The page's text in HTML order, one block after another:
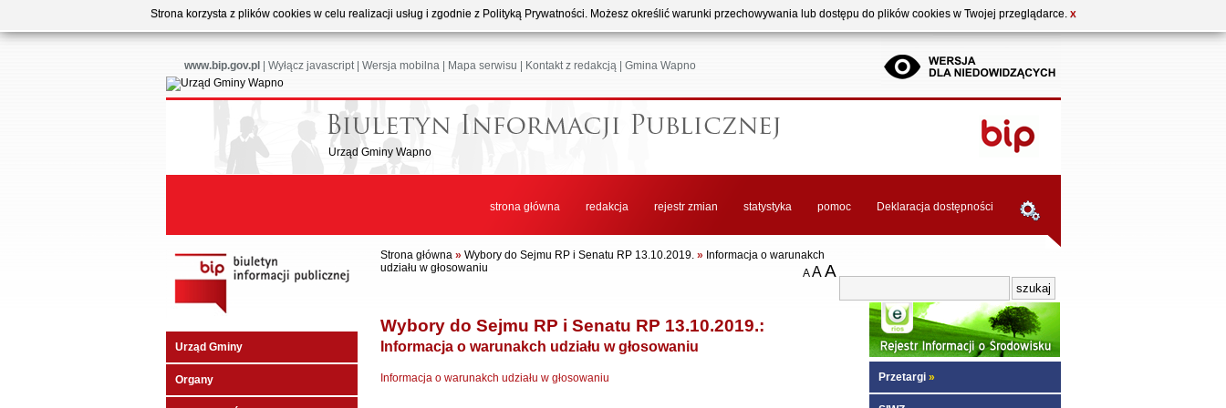
Strona korzysta z plików cookies w celu realizacji usług i zgodnie z Polityką Prywatności. Możesz określić warunki przechowywania lub dostępu do plików cookies w Twojej przeglądarce. X
www.bip.gov.pl Wyłącz javascript| Wersja mobilna| Mapa serwisu Kontakt z redakcją| Gmina Wapno
Urząd Gminy Wapno
strona główna redakcja rejestr zmian statystyka pomoc Deklaracja dostępności
Urząd Gminy
Organy
Strona główna » Wybory do Sejmu RP i Senatu RP 13.10.2019. » Informacja o warunakch
udziału w głosowaniu
A A A
Wybory do Sejmu RP i Senatu RP 13.10.2019.:
Informacja o warunakch udziału w głosowaniu
Informacja o warunakch udziału w głosowaniu Przetargi »